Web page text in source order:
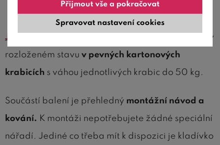
Snadná manipulace a montáž
Jednolůžková postel z masivu
Rita je dodávána v
rozloženém stavu v pevných kartonových
krabicích s váhou jednotlivých krabic do 50 kg.
Součástí balení je přehledný montážní návod a
kování. K montáži nepotřebujete žádné speciální
nářadí. Jediné co třeba mít k dispozici je kladívko
Spravovat nastavení cookies
Přijmout vše a pokračovat